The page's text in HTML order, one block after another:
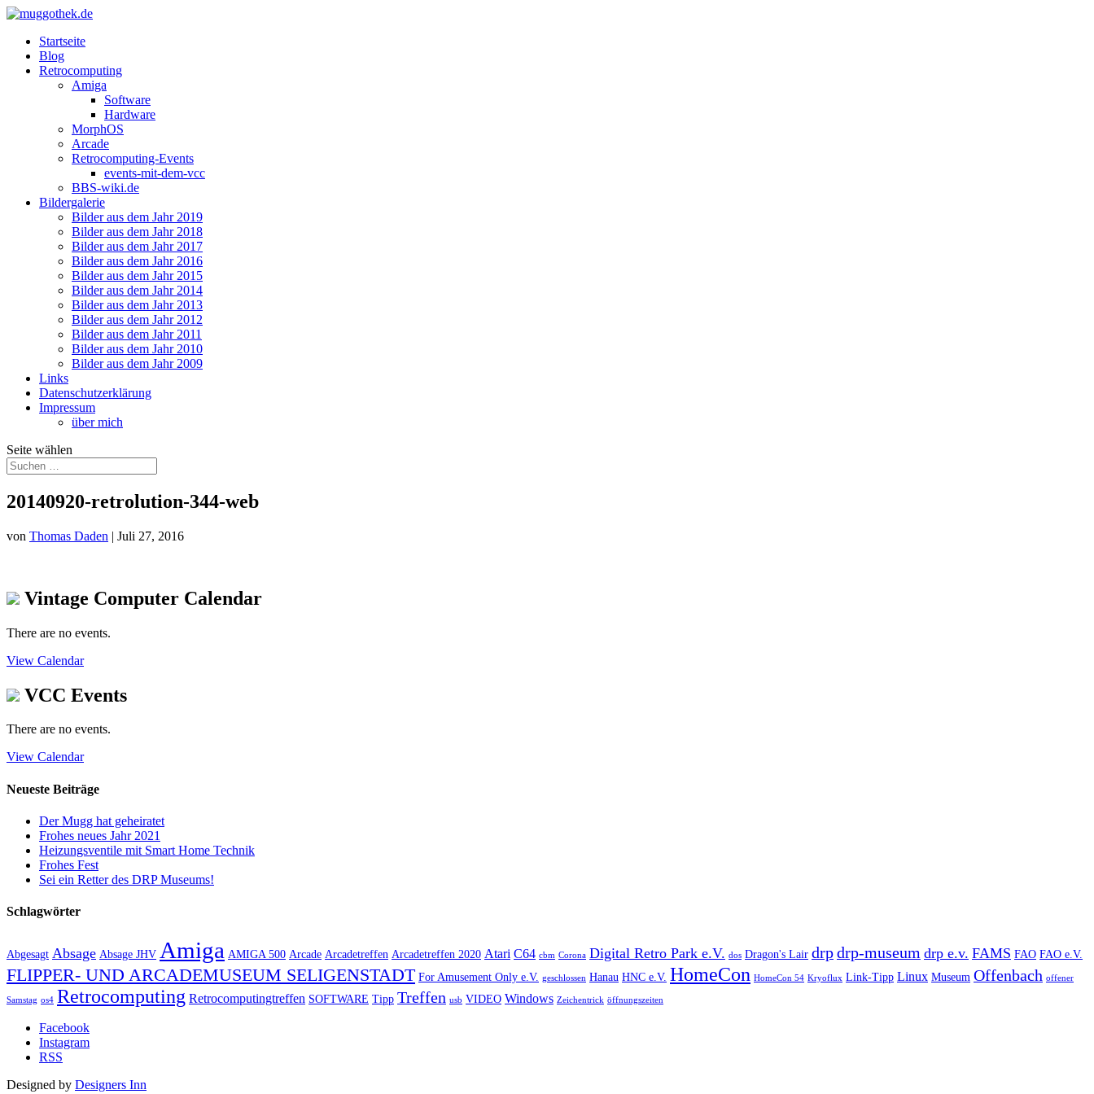
Startseite
Blog
Retrocomputing
Amiga
Software
Hardware
MorphOS
Arcade
Retrocomputing-Events
events-mit-dem-vcc
BBS-wiki.de
Bildergalerie
Bilder aus dem Jahr 2019
Bilder aus dem Jahr 2018
Bilder aus dem Jahr 2017
Bilder aus dem Jahr 2016
Bilder aus dem Jahr 2015
Bilder aus dem Jahr 2014
Bilder aus dem Jahr 2013
Bilder aus dem Jahr 2012
Bilder aus dem Jahr 2011
Bilder aus dem Jahr 2010
Bilder aus dem Jahr 2009
Links
Datenschutzerklärung
Impressum
über mich
Seite wählen
20140920-retrolution-344-web
von Thomas Daden | Juli 27, 2016
Vintage Computer Calendar
There are no events.
View Calendar
VCC Events
There are no events.
View Calendar
Neueste Beiträge
Der Mugg hat geheiratet
Frohes neues Jahr 2021
Heizungsventile mit Smart Home Technik
Frohes Fest
Sei ein Retter des DRP Museums!
Schlagwörter
Abgesagt Absage Absage JHV Amiga AMIGA 500 Arcade Arcadetreffen Arcadetreffen 2020 Atari C64 cbm Corona Digital Retro Park e.V. dos Dragon's Lair drpdrp-museum drp e.v. FAMS FAO FAO e.V.
FLIPPER- UND ARCADEMUSEUM SELIGENSTADT For Amusement Only e.V. geschlossen Hanau HNC e.V. HomeCon HomeCon 54 Kryoflux Link-Tipp Linux Museum Offenbach offener
Samstag os4 Retrocomputing Retrocomputingtreffen SOFTWARE Tipp Treffen usb VIDEO Windows Zeichentrick öffnungszeiten
Facebook
Instagram
RSS
Designed by Designers Inn